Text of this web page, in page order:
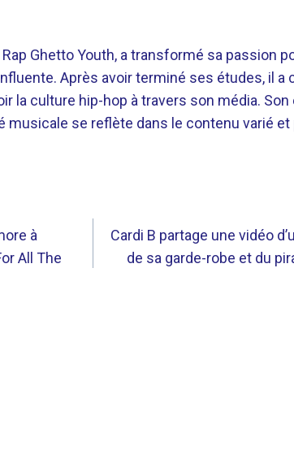
Ghetto Youth, a transformé sa passion
Après avoir terminé ses études, il a
la culture hip-hop à travers son média.
musicale se reflète dans le contenu varié et
à
All The
Cardi B partage une vidéo
de sa garde-robe et du